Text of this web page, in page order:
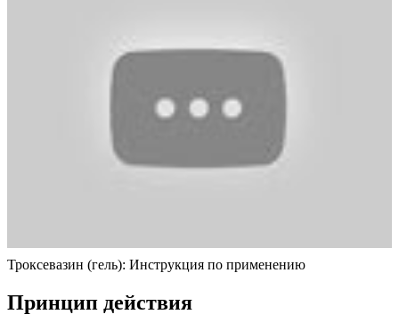
Троксевазин (гель): Инструкция по применению
Принцип действия